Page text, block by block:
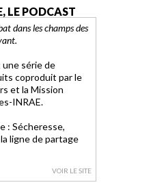
LE PODCAST
dans les champs des
série de
coproduit par le
et la Mission
INRAE.
: Sécheresse,
ligne de partage
VOIR LE SITE